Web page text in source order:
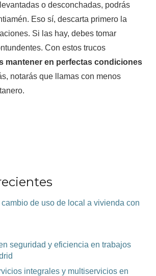
o desconchadas, podrás
Eso sí, descarta primero la
Si las hay, debes tomar
Con estos trucos
mantener en perfectas condiciones
notarás que llamas con menos
de uso de local a vivienda con
seguridad y eficiencia en trabajos
integrales y multiservicios en